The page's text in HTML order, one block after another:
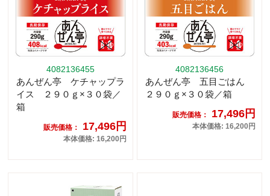
4082136455
あんぜん亭 ケチャップラ
イス ２９０ｇ×３０袋／
箱
販売価格： 17,496円
本体価格: 16,200円
4082136456
あんぜん亭 五目ごはん
２９０ｇ×３０袋／箱
販売価格： 17,496円
本体価格: 16,200円